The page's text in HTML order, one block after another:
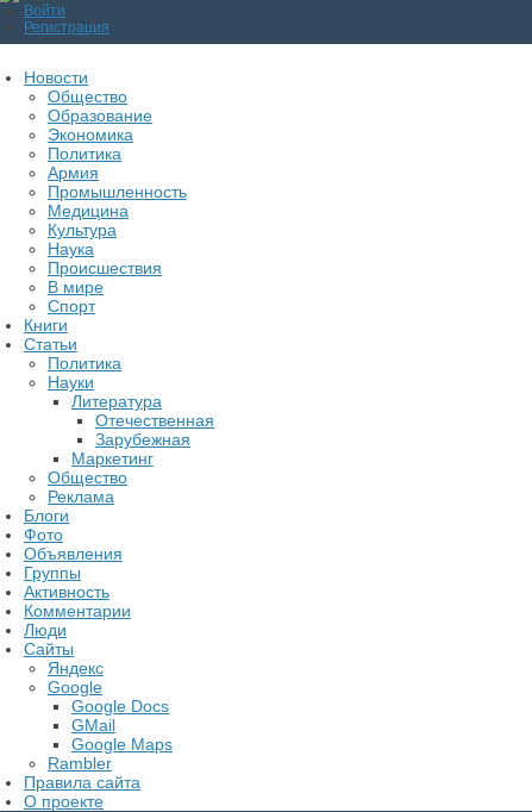
Войти
Регистрация
Новости
Общество
Образование
Экономика
Политика
Армия
Промышленность
Медицина
Культура
Наука
Происшествия
В мире
Спорт
Книги
Статьи
Политика
Науки
Литература
Отечественная
Зарубежная
Маркетинг
Общество
Реклама
Блоги
Фото
Объявления
Группы
Активность
Комментарии
Люди
Сайты
Яндекс
Google
Google Docs
GMail
Google Maps
Rambler
Правила сайта
О проекте